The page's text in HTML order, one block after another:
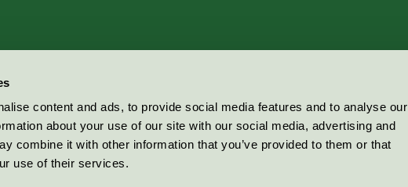
content and ads, to provide social media features and to analyse our
about your use of our site with our social media, advertising and
combine it with other information that you’ve provided to them or that
use of their services.